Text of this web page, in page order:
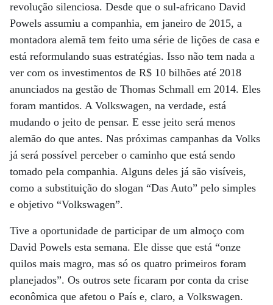
revolução silenciosa. Desde que o sul-africano David
Powels assumiu a companhia, em janeiro de 2015, a
montadora alemã tem feito uma série de lições de casa e
está reformulando suas estratégias. Isso não tem nada a
ver com os investimentos de R$ 10 bilhões até 2018
anunciados na gestão de Thomas Schmall em 2014. Eles
foram mantidos. A Volkswagen, na verdade, está
mudando o jeito de pensar. E esse jeito será menos
alemão do que antes. Nas próximas campanhas da Volks
já será possível perceber o caminho que está sendo
tomado pela companhia. Alguns deles já são visíveis,
como a substituição do slogan “Das Auto” pelo simples
e objetivo “Volkswagen”.
Tive a oportunidade de participar de um almoço com
David Powels esta semana. Ele disse que está “onze
quilos mais magro, mas só os quatro primeiros foram
planejados”. Os outros sete ficaram por conta da crise
econômica que afetou o País e, claro, a Volkswagen.